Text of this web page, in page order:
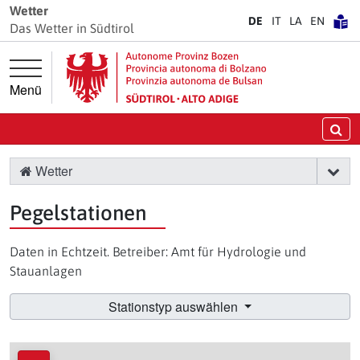
Springe direkt zur Hauptnavigation
Springe direkt zum Inhalt
Wetter
Das Wetter in Südtirol
DE IT LA EN
Menü
Wetter
Pegelstationen
Daten in Echtzeit. Betreiber: Amt für Hydrologie und
Stauanlagen
Stationstyp auswählen